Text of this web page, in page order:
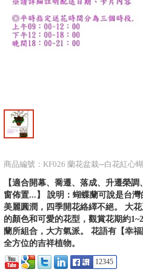
商品編號：KF026 蘭花盆栽─白花紅心
【適合開幕、喬遷、落成、升遷榮
窗佈置...】 說明：蝴蝶蘭可說是台
美麗圓潤，四季開花絡繹不絕。 大
的顏色和可愛的花型，觀賞花期約
蘭所組合，大方氣派。 花語有【幸
全方位的吉祥植物。
12345